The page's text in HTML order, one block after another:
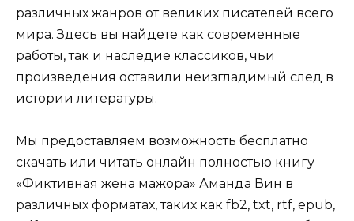
различных жанров от великих писателей всего
мира. Здесь вы найдете как современные
работы, так и наследие классиков, чьи
произведения оставили неизгладимый след в
истории литературы.
Мы предоставляем возможность бесплатно
скачать или читать онлайн полностью книгу
«Фиктивная жена мажора» Аманда Вин в
различных форматах, таких как fb2, txt, rtf, epub,